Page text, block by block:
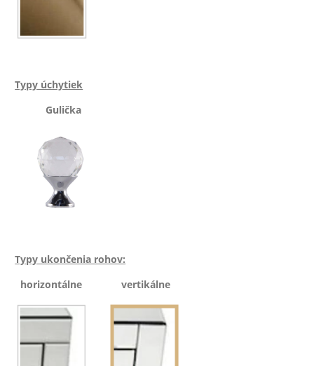
Typy úchytiek
Gulička
Typy ukončenia rohov:
horizontálne vertikálne